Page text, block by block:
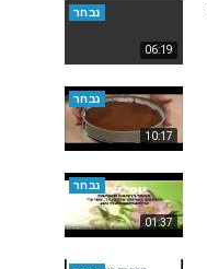
06:19
נבחר
10:17
נבחר
01:37
נבחר